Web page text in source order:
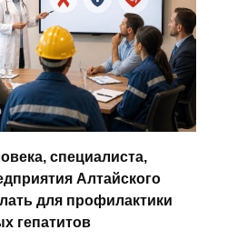
специалиста,
Алтайского
для профилактики
гепатитов